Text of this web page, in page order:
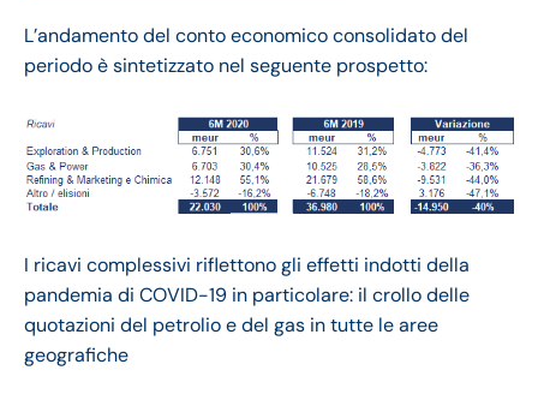
L’andamento del conto economico consolidato del
periodo è sintetizzato nel seguente prospetto:
I ricavi complessivi riflettono gli effetti indotti della
pandemia di COVID-19 in particolare: il crollo delle
quotazioni del petrolio e del gas in tutte le aree
geografiche